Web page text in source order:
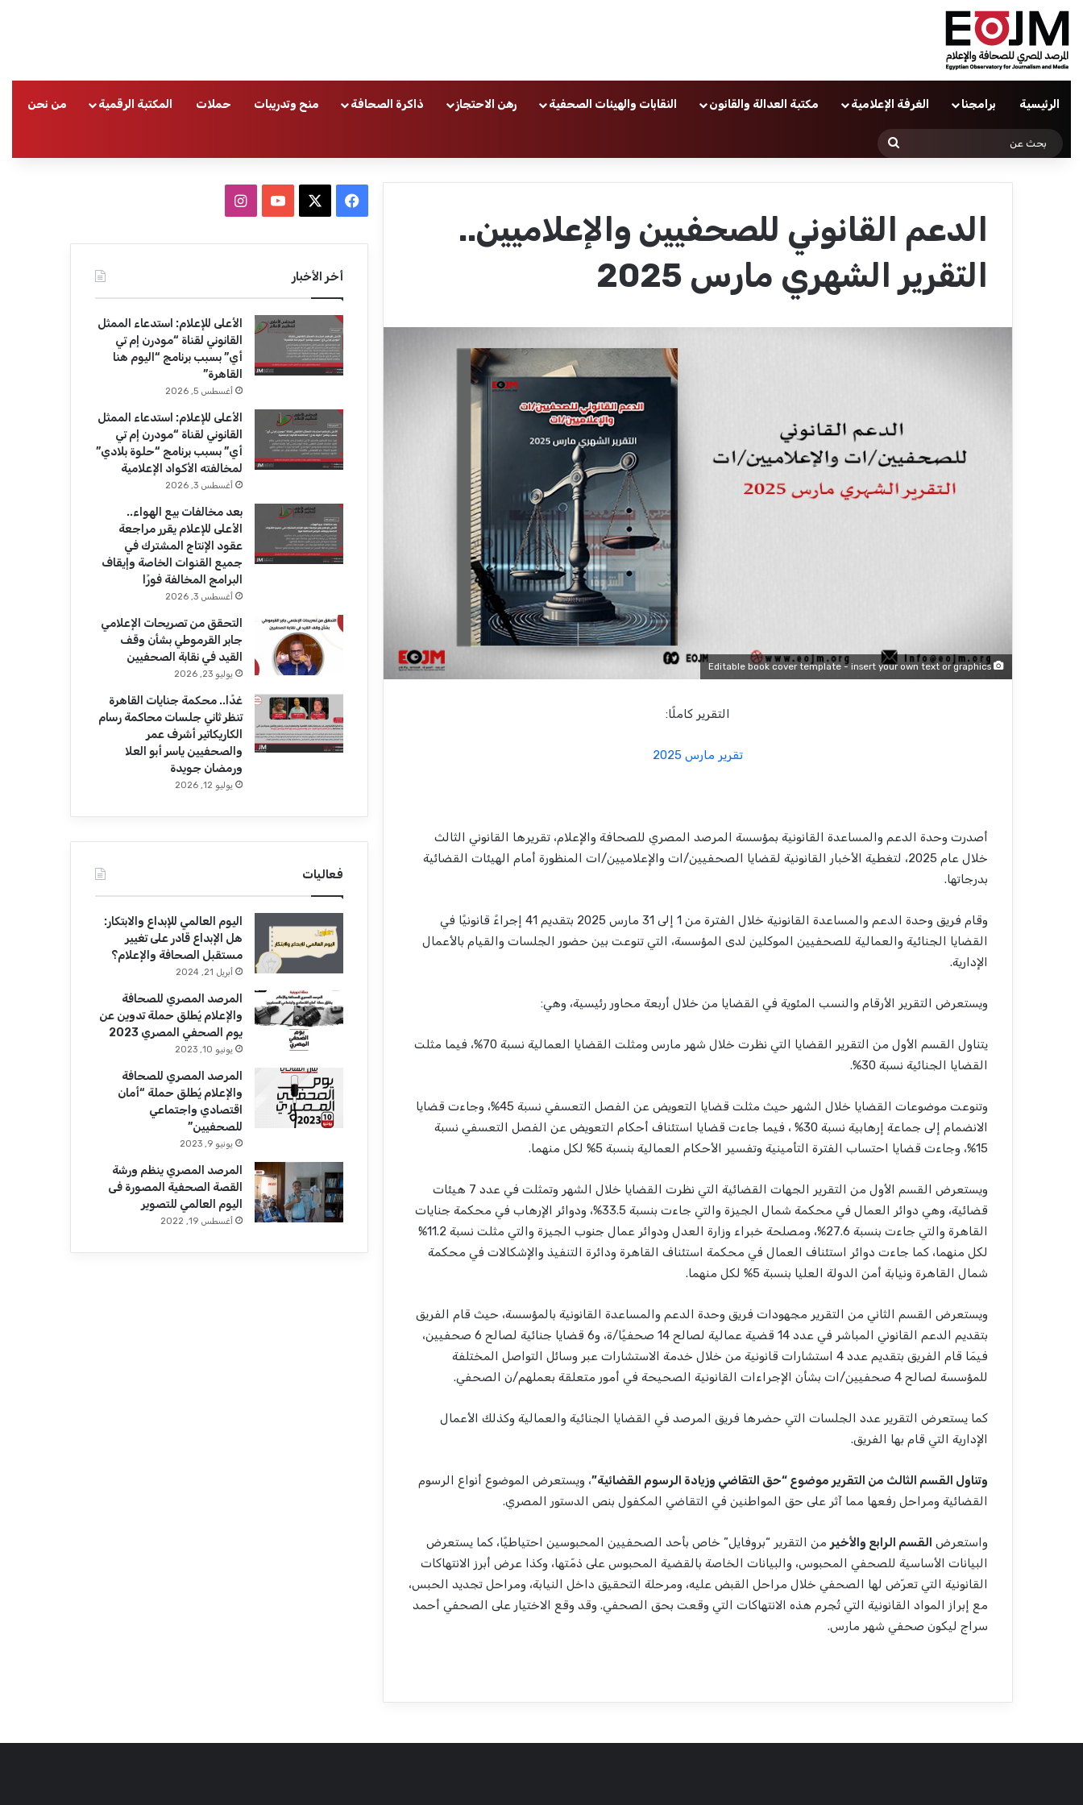
الرئيسية برامجنا الغرفة الإعلامية مكتبة العدالة والقانون النقابات والهيئات الصحفية رهن الاحتجاز ذاكرة الصحافة منح وتدريبات حملات المكتبة الرقمية من نحن
الدعم القانوني للصحفيين والإعلاميين..
التقرير الشهري مارس 2025
التقرير كاملًا:
تقرير مارس 2025
أصدرت وحدة الدعم والمساعدة القانونية بمؤسسة المرصد المصري للصحافة والإعلام، تقريرها القانوني الثالث
خلال عام 2025، لتغطية الأخبار القانونية لقضايا الصحفيين/ات والإعلاميين/ات المنظورة أمام الهيئات القضائية
بدرجاتها.
وقام فريق وحدة الدعم والمساعدة القانونية خلال الفترة من 1 إلى 31 مارس 2025 بتقديم 41 إجراءً قانونيًا في
القضايا الجنائية والعمالية للصحفيين الموكلين لدى المؤسسة، التي تنوعت بين حضور الجلسات والقيام بالأعمال
الإدارية.
ويستعرض التقرير الأرقام والنسب المئوية في القضايا من خلال أربعة محاور رئيسية، وهي:
يتناول القسم الأول من التقرير القضايا التي نظرت خلال شهر مارس ومثلت القضايا العمالية نسبة 70%، فيما مثلت
القضايا الجنائية نسبة 30%.
وتنوعت موضوعات القضايا خلال الشهر حيث مثلت قضايا التعويض عن الفصل التعسفي نسبة 45%، وجاءت قضايا
الانضمام إلى جماعة إرهابية نسبة 30% ، فيما جاءت قضايا استئناف أحكام التعويض عن الفصل التعسفي نسبة
15%، وجاءت قضايا احتساب الفترة التأمينية وتفسير الأحكام العمالية بنسبة 5% لكل منهما.
ويستعرض القسم الأول من التقرير الجهات القضائية التي نظرت القضايا خلال الشهر وتمثلت في عدد 7 هيئات
قضائية، وهي دوائر العمال في محكمة شمال الجيزة والتي جاءت بنسبة 33.5%، ودوائر الإرهاب في محكمة جنايات
القاهرة والتي جاءت بنسبة 27.6%، ومصلحة خبراء وزارة العدل ودوائر عمال جنوب الجيزة والتي مثلت نسبة 11.2%
لكل منهما، كما جاءت دوائر استئناف العمال في محكمة استئناف القاهرة ودائرة التنفيذ والإشكالات في محكمة
شمال القاهرة ونيابة أمن الدولة العليا بنسبة 5% لكل منهما.
ويستعرض القسم الثاني من التقرير مجهودات فريق وحدة الدعم والمساعدة القانونية بالمؤسسة، حيث قام الفريق
بتقديم الدعم القانوني المباشر في عدد 14 قضية عمالية لصالح 14 صحفيًا/ة، و6 قضايا جنائية لصالح 6 صحفيين،
فيمَا قام الفريق بتقديم عدد 4 استشارات قانونية من خلال خدمة الاستشارات عبر وسائل التواصل المختلفة
للمؤسسة لصالح 4 صحفيين/ات بشأن الإجراءات القانونية الصحيحة في أمور متعلقة بعملهم/ن الصحفي.
كما يستعرض التقرير عدد الجلسات التي حضرها فريق المرصد في القضايا الجنائية والعمالية وكذلك الأعمال
الإدارية التي قام بها الفريق.
وتناول القسم الثالث من التقرير موضوع “حق التقاضي وزيادة الرسوم القضائية”، ويستعرض الموضوع أنواع الرسوم
القضائية ومراحل رفعها مما آثر على حق المواطنين في التقاضي المكفول بنص الدستور المصري.
واستعرض القسم الرابع والأخير من التقرير “بروفايل” خاص بأحد الصحفيين المحبوسين احتياطيًا، كما يستعرض
البيانات الأساسية للصحفي المحبوس، والبيانات الخاصة بالقضية المحبوس على ذمّتها، وكذا عرض أبرز الانتهاكات
القانونية التي تعرّض لها الصحفي خلال مراحل القبض عليه، ومرحلة التحقيق داخل النيابة، ومراحل تجديد الحبس،
مع إبراز المواد القانونية التي تُجرم هذه الانتهاكات التي وقعت بحق الصحفي. وقد وقع الاختيار على الصحفي أحمد
سراج ليكون صحفي شهر مارس.
ب
و
ك
u
T
u
e
ا
ت
ق
ر
ا
م
أخر الأخبار
الأعلى للإعلام: استدعاء الممثل
القانوني لقناة “مودرن إم تي
أي” بسبب برنامج “اليوم هنا
القاهرة”
أغسطس 5, 2026
الأعلى للإعلام: استدعاء الممثل
القانوني لقناة “مودرن إم تي
أي” بسبب برنامج “حلوة بلادي”
لمخالفته الأكواد الإعلامية
أغسطس 3, 2026
بعد مخالفات بيع الهواء..
الأعلى للإعلام يقرر مراجعة
عقود الإنتاج المشترك في
جميع القنوات الخاصة وإيقاف
البرامج المخالفة فورًا
أغسطس 3, 2026
التحقق من تصريحات الإعلامي
جابر القرموطي بشأن وقف
القيد في نقابة الصحفيين
يوليو 23, 2026
غدًا.. محكمة جنايات القاهرة
تنظر ثاني جلسات محاكمة رسام
الكاريكاتير أشرف عمر
والصحفيين ياسر أبو العلا
ورمضان جويدة
يوليو 12, 2026
فعاليات
اليوم العالمي للإبداع والابتكار:
هل الإبداع قادر على تغيير
مستقبل الصحافة والإعلام؟
أبريل 21, 2024
المرصد المصري للصحافة
والإعلام يُطلق حملة تدوين عن
يوم الصحفي المصري 2023
يونيو 10, 2023
المرصد المصري للصحافة
والإعلام يُطلق حملة “أمان
اقتصادي واجتماعي
للصحفيين”
يونيو 9, 2023
المرصد المصري ينظم ورشة
القصة الصحفية المصورة فى
اليوم العالمي للتصوير
أغسطس 19, 2022